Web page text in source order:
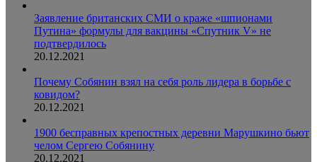
Заявление британских СМИ о краже «шпионами
Путина» формулы для вакцины «Спутник V» не
подтвердилось
20.12.2021
Почему Собянин взял на себя роль лидера в борьбе с
ковидом?
20.12.2021
1900 бесправных крепостных деревни Марушкино бьют
челом Сергею Собянину
20.12.2021